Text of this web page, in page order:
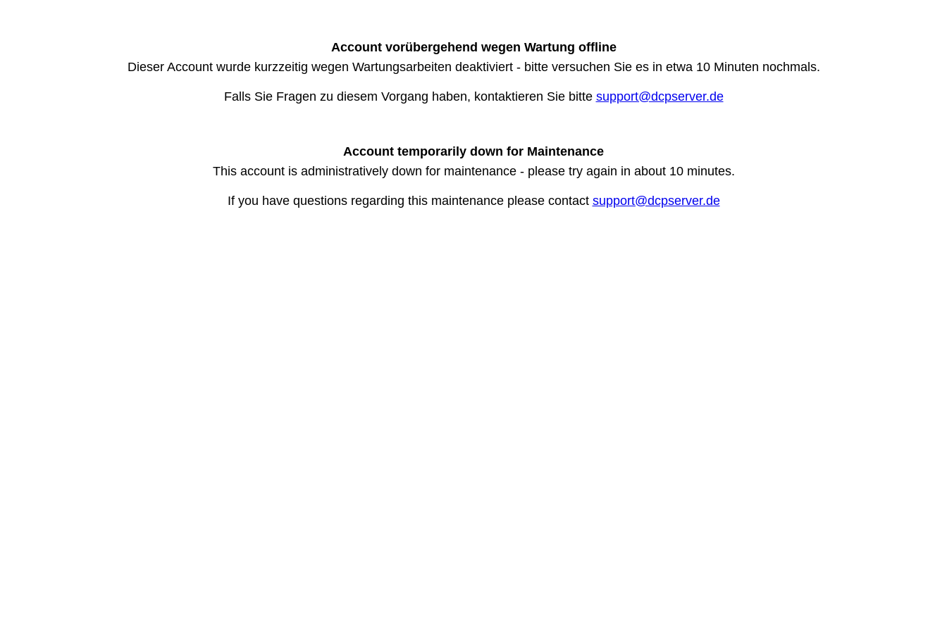
Account vorübergehend wegen Wartung offline
Dieser Account wurde kurzzeitig wegen Wartungsarbeiten deaktiviert - bitte versuchen Sie es in etwa 10 Minuten nochmals.
Falls Sie Fragen zu diesem Vorgang haben, kontaktieren Sie bitte support@dcpserver.de
Account temporarily down for Maintenance
This account is administratively down for maintenance - please try again in about 10 minutes.
If you have questions regarding this maintenance please contact support@dcpserver.de